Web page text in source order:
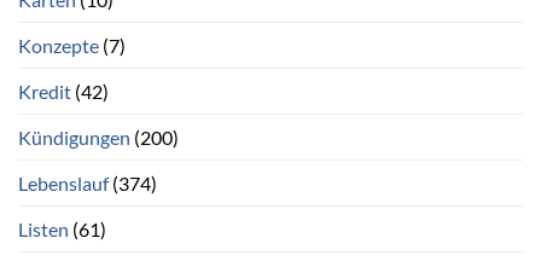
Konzepte (7)
Kredit (42)
Kündigungen (200)
Lebenslauf(374)
Listen (61)